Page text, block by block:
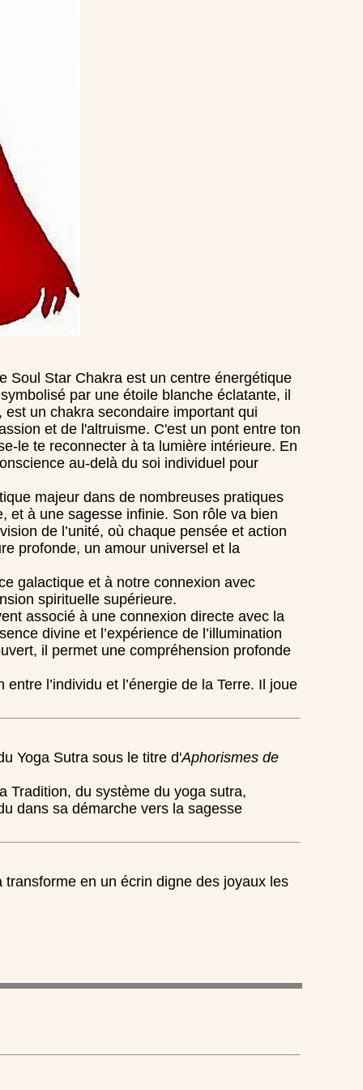
Soul Star Chakra est un centre énergétique
par une étoile blanche éclatante, il
un chakra secondaire important qui
et de l'altruisme. C'est un pont entre ton
le te reconnecter à ta lumière intérieure. En
au-delà du soi individuel pour
majeur dans de nombreuses pratiques
et à une sagesse infinie. Son rôle va bien
de l’unité, où chaque pensée et action
profonde, un amour universel et la
galactique et à notre connexion avec
spirituelle supérieure.
associé à une connexion directe avec la
divine et l’expérience de l’illumination
il permet une compréhension profonde
l’individu et l’énergie de la Terre. Il joue
Yoga Sutra sous le titre d'Aphorismes de
Tradition, du système du yoga sutra,
dans sa démarche vers la sagesse
en un écrin digne des joyaux les